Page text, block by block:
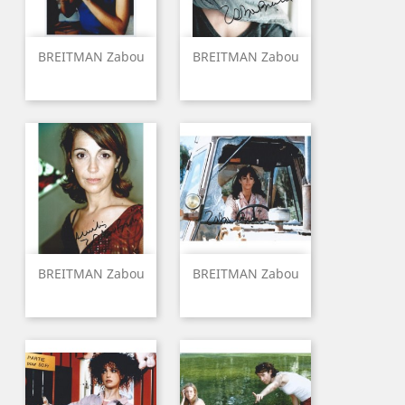
BREITMAN Zabou BREITMAN Zabou
BREITMAN Zabou BREITMAN Zabou